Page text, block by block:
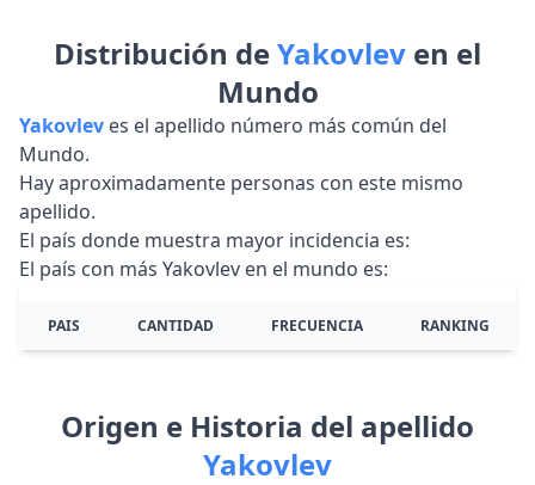
Distribución deYakovlev en el
Mundo
Yakovlev es el apellido número más común del
Mundo.
Hay aproximadamente personas con este mismo
apellido.
El país donde muestra mayor incidencia es:
El país con más Yakovlev en el mundo es:
PAIS CANTIDAD FRECUENCIA RANKING
Origen e Historia del apellido
Yakovlev